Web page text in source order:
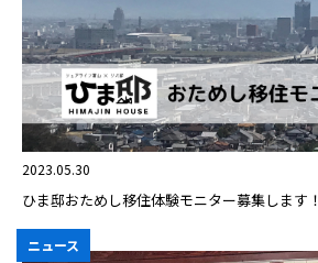
2023.05.30
ひま邸おためし移住体験モニター募集します！
ニュース